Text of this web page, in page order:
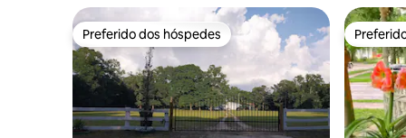
Preferido dos hóspedes
Preferido dos hóspedes